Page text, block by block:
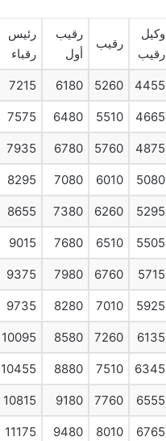
وكيل
رقيب
رقيب
رقيب
أول
رئيس
رقباء
4455
5260
6180
7215
4665
5510
6480
7575
4875
5760
6780
7935
5080
6010
7080
8295
5295
6260
7380
8655
5505
6510
7680
9015
5715
6760
7980
9375
5925
7010
8280
9735
6135
7260
8580
10095
6345
7510
8880
10455
6555
7760
9180
10815
6765
8010
9480
11175